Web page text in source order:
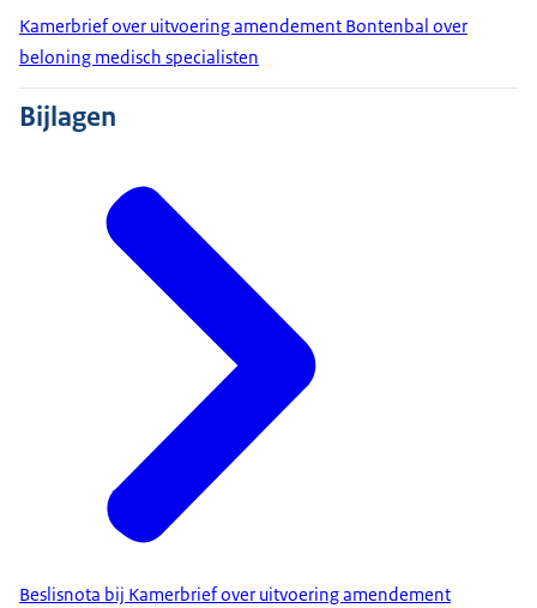
Kamerbrief over uitvoering amendement Bontenbal over
beloning medisch specialisten
Bijlagen
Beslisnota bij Kamerbrief over uitvoering amendement